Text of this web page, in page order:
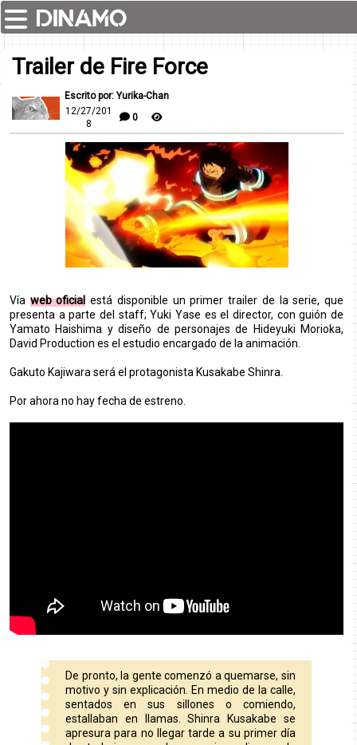
Trailer de Fire Force
Escrito por: Yurika-Chan
12/27/201
8
0
Vía web oficial está disponible un primer trailer de la serie, que
presenta a parte del staff; Yuki Yase es el director, con guión de
Yamato Haishima y diseño de personajes de Hideyuki Morioka,
David Production es el estudio encargado de la animación.
Gakuto Kajiwara será el protagonista Kusakabe Shinra.
Por ahora no hay fecha de estreno.
De pronto, la gente comenzó a quemarse, sin
motivo y sin explicación. En medio de la calle,
sentados en sus sillones o comiendo,
estallaban en llamas. Shinra Kusakabe se
apresura para no llegar tarde a su primer día